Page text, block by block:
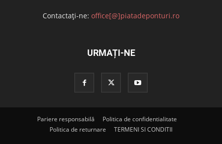
Contactați-ne: office[@]piatadeponturi.ro
URMAȚI-NE
Pariere responsabilă
Politica de confidentialitate
Politica de returnare
TERMENI SI CONDITII